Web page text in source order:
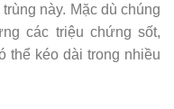
này. Mặc dù chúng
các triệu chứng sốt,
thể kéo dài trong nhiều